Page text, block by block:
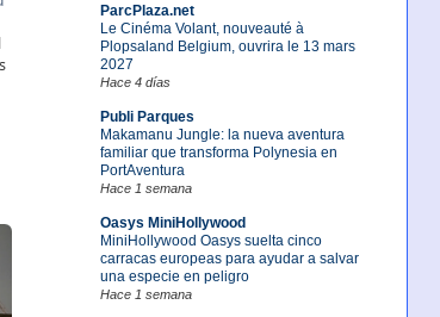
ParcPlaza.net
Le Cinéma Volant, nouveauté à
Plopsaland Belgium, ouvrira le 13 mars
2027
Hace 4 días
Publi Parques
Makamanu Jungle: la nueva aventura
familiar que transforma Polynesia en
PortAventura
Hace 1 semana
Oasys MiniHollywood
MiniHollywood Oasys suelta cinco
carracas europeas para ayudar a salvar
una especie en peligro
Hace 1 semana